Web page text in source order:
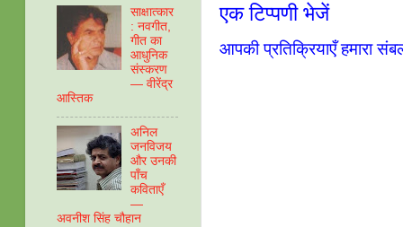
एक टिप्पणी भेजें
आपकी प्रतिक्रियाएँ हमारा
साक्षात्कार
: नवगीत,
गीत का
आधुनिक
संस्करण
— वीरेंद्र
आस्तिक
अनिल
जनविजय
और उनकी
पाँच
कविताएँ
—
अवनीश सिंह चौहान